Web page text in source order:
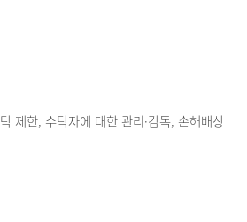
제한, 수탁자에 대한 관리·감독, 손해배상